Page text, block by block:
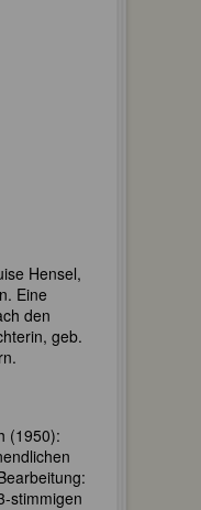
Hensel,
Eine
den
geb.
(1950):
stimmigen